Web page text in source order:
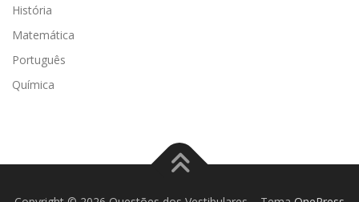
História
Matemática
Português
Química